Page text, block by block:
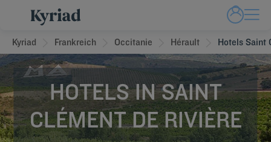
Kyriad Frankreich Occitanie Hérault Hotels Saint
HOTELS IN SAINT
CLÉMENT DE RIVIÈRE